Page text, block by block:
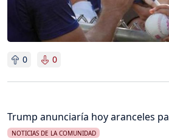
0 0
Trump anunciaría hoy aranceles
NOTICIAS DE LA COMUNIDAD